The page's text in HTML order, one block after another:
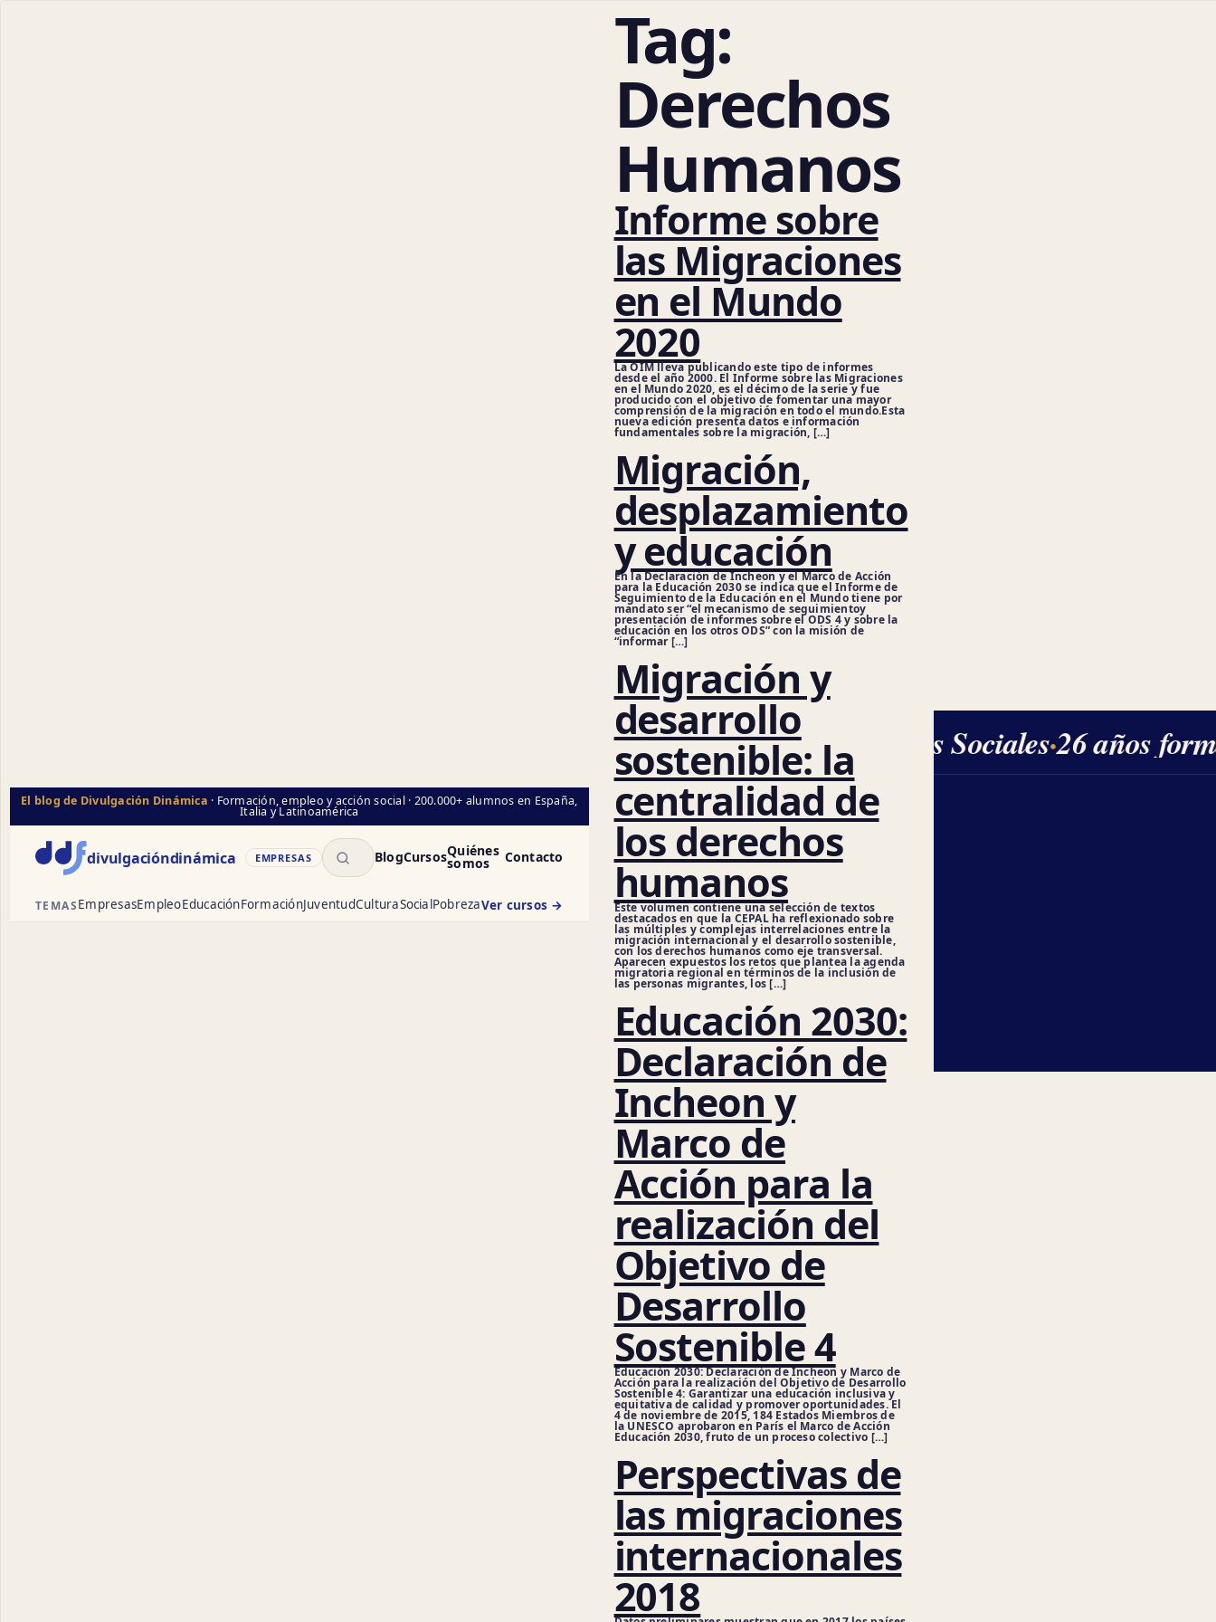
El blog de Divulgación Dinámica · Formación, empleo y acción social · 200.000+ alumnos en España,
Italia y Latinoamérica
divulgacióndinámica EMPRESAS
Buscar
BlogCursosQuiénes
somos Contacto
TEMASEmpresasEmpleoEducaciónFormaciónJuventudCulturaSocialPobrezaVer cursos →
Tag:
Derechos
Humanos
Informe sobre
las Migraciones
en el Mundo
2020
La OIM lleva publicando este tipo de informes
desde el año 2000. El Informe sobre las Migraciones
en el Mundo 2020, es el décimo de la serie y fue
producido con el objetivo de fomentar una mayor
comprensión de la migración en todo el mundo.Esta
nueva edición presenta datos e información
fundamentales sobre la migración, […]
Migración,
desplazamiento
y educación
En la Declaración de Incheon y el Marco de Acción
para la Educación 2030 se indica que el Informe de
Seguimiento de la Educación en el Mundo tiene por
mandato ser “el mecanismo de seguimientoy
presentación de informes sobre el ODS 4 y sobre la
educación en los otros ODS” con la misión de
“informar […]
Migración y
desarrollo
sostenible: la
centralidad de
los derechos
humanos
Este volumen contiene una selección de textos
destacados en que la CEPAL ha reflexionado sobre
las múltiples y complejas interrelaciones entre la
migración internacional y el desarrollo sostenible,
con los derechos humanos como eje transversal.
Aparecen expuestos los retos que plantea la agenda
migratoria regional en términos de la inclusión de
las personas migrantes, los […]
Educación 2030:
Declaración de
Incheon y
Marco de
Acción para la
realización del
Objetivo de
Desarrollo
Sostenible 4
Educación 2030: Declaración de Incheon y Marco de
Acción para la realización del Objetivo de Desarrollo
Sostenible 4: Garantizar una educación inclusiva y
equitativa de calidad y promover oportunidades. El
4 de noviembre de 2015, 184 Estados Miembros de
la UNESCO aprobaron en París el Marco de Acción
Educación 2030, fruto de un proceso colectivo […]
Perspectivas de
las migraciones
internacionales
2018
Ciencias Sociales·26 años